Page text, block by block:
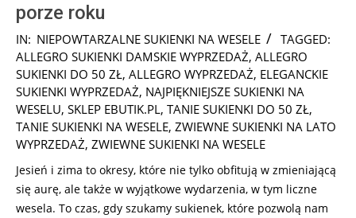
porze roku
2026-
08-
02
IN: NIEPOWTARZALNE SUKIENKI NA WESELE
TAGGED:
ALLEGRO SUKIENKI DAMSKIE WYPRZEDAŻ, ALLEGRO
SUKIENKI DO 50 ZŁ, ALLEGRO WYPRZEDAŻ, ELEGANCKIE
SUKIENKI WYPRZEDAŻ, NAJPIĘKNIEJSZE SUKIENKI NA
WESELU, SKLEP EBUTIK.PL, TANIE SUKIENKI DO 50 ZŁ,
TANIE SUKIENKI NA WESELE, ZWIEWNE SUKIENKI NA LATO
WYPRZEDAŻ, ZWIEWNE SUKIENKI NA WESELE
Jesień i zima to okresy, które nie tylko obfitują w zmieniającą
się aurę, ale także w wyjątkowe wydarzenia, w tym liczne
wesela. To czas, gdy szukamy sukienek, które pozwolą nam